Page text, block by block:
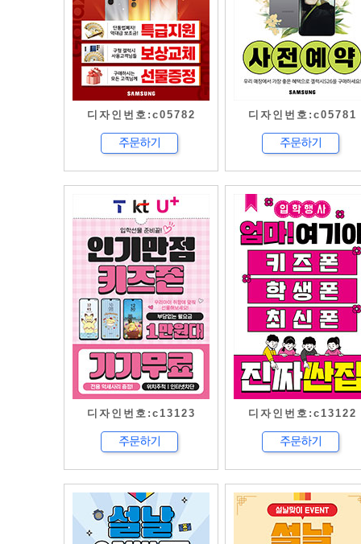
디자인번호:c05782 디자인번호:c05781
디자인번호:c13123 디자인번호:c13122